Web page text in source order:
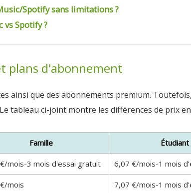
Spotify sans limitations ?
vs Spotify ?
plans d'abonnement
ainsi que des abonnements premium.
tableau ci-joint montre les différences de prix
Famille Étudiant
mois-3 mois d'essai gratuit 6,07 €/mois-1 mois
mois 7,07 €/mois-1 mois